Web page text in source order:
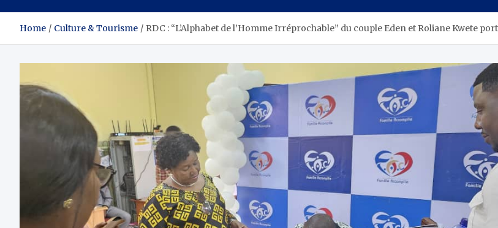
Home Culture & Tourisme RDC : “L’Alphabet de l’Homme Irréprochable” du couple Eden et Roliane Kwete